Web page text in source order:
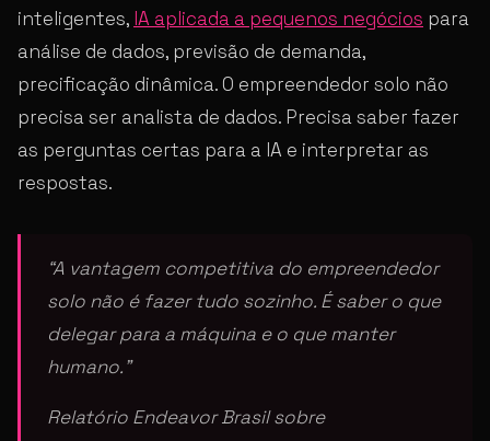
inteligentes, IA aplicada a pequenos negócios para
análise de dados, previsão de demanda,
precificação dinâmica. O empreendedor solo não
precisa ser analista de dados. Precisa saber fazer
as perguntas certas para a IA e interpretar as
respostas.
“A vantagem competitiva do empreendedor
solo não é fazer tudo sozinho. É saber o que
delegar para a máquina e o que manter
humano.”
Relatório Endeavor Brasil sobre